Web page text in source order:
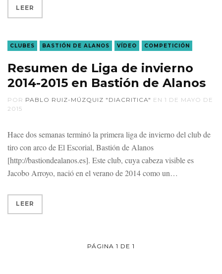
LEER
CLUBES BASTIÓN DE ALANOS VÍDEO COMPETICIÓN
Resumen de Liga de invierno
2014-2015 en Bastión de Alanos
POR PABLO RUIZ-MÚZQUIZ "DIACRITICA" EN 1 DE MAYO DE
2015
Hace dos semanas terminó la primera liga de invierno del club de
tiro con arco de El Escorial, Bastión de Alanos
[http://bastiondealanos.es]. Este club, cuya cabeza visible es
Jacobo Arroyo, nació en el verano de 2014 como un
LEER
PÁGINA 1 DE 1